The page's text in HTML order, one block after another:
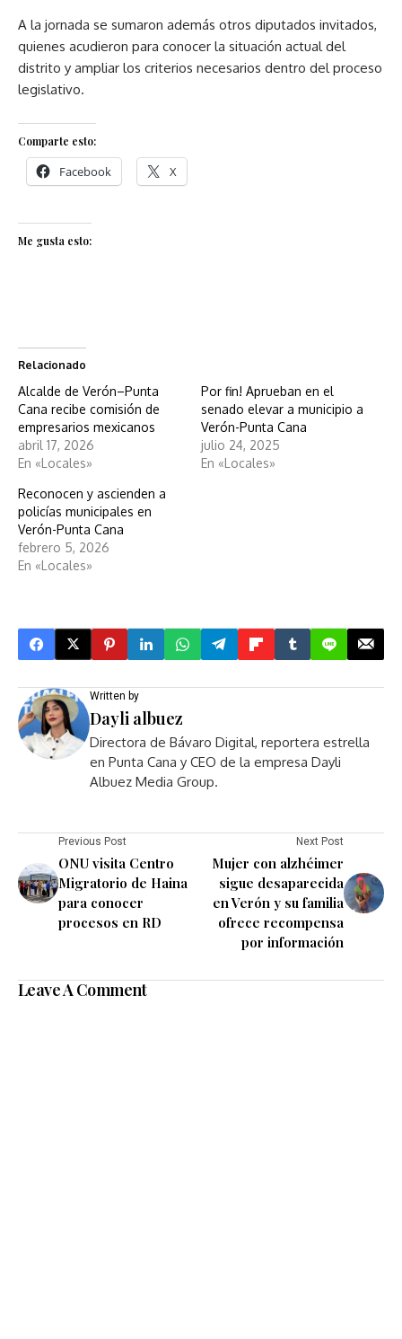
A la jornada se sumaron además otros diputados invitados,
quienes acudieron para conocer la situación actual del
distrito y ampliar los criterios necesarios dentro del proceso
legislativo.
Comparte esto:
Facebook X
Me gusta esto:
Relacionado
Alcalde de Verón–Punta
Cana recibe comisión de
empresarios mexicanos
abril 17, 2026
En «Locales»
Por fin! Aprueban en el
senado elevar a municipio a
Verón-Punta Cana
julio 24, 2025
En «Locales»
Reconocen y ascienden a
policías municipales en
Verón-Punta Cana
febrero 5, 2026
En «Locales»
Written by
Dayli albuez
Directora de Bávaro Digital, reportera estrella
en Punta Cana y CEO de la empresa Dayli
Albuez Media Group.
Previous Post
ONU visita Centro
Migratorio de Haina
para conocer
procesos en RD
Next Post
Mujer con alzhéimer
sigue desaparecida
en Verón y su familia
ofrece recompensa
por información
Leave A Comment